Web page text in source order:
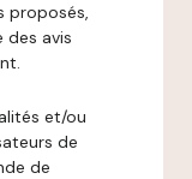
proposés,
des avis
et/ou
de
de